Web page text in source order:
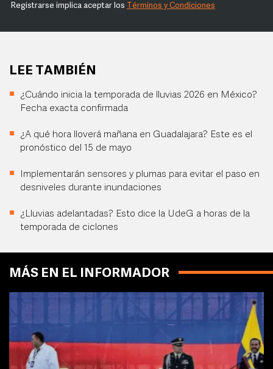
Registrarse implica aceptar los Términos y Condiciones
LEE TAMBIÉN
¿Cuándo inicia la temporada de lluvias 2026 en México?
Fecha exacta confirmada
¿A qué hora lloverá mañana en Guadalajara? Este es el
pronóstico del 15 de mayo
Implementarán sensores y plumas para evitar el paso en
desniveles durante inundaciones
¿Lluvias adelantadas? Esto dice la UdeG a horas de la
temporada de ciclones
MÁS EN EL INFORMADOR